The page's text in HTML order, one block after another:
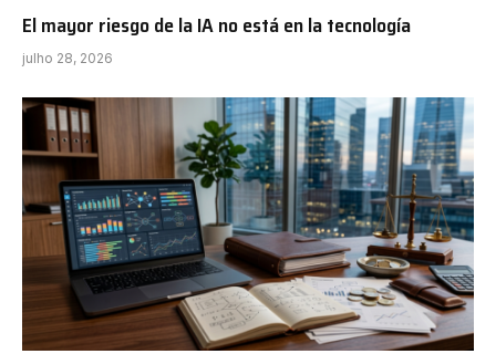
El mayor riesgo de la IA no está en la tecnología
julho 28, 2026